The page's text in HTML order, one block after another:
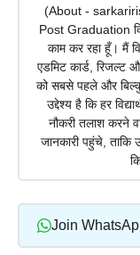
(About -
Post Graduation
काम कर रहा हूँ। मैं
एडमिट कार्ड, रिजल्ट
को सबसे पहले और
उद्देश्य है कि हर
नौकरी तलाश करने
जानकारी पहुंचे, ताकि
Join